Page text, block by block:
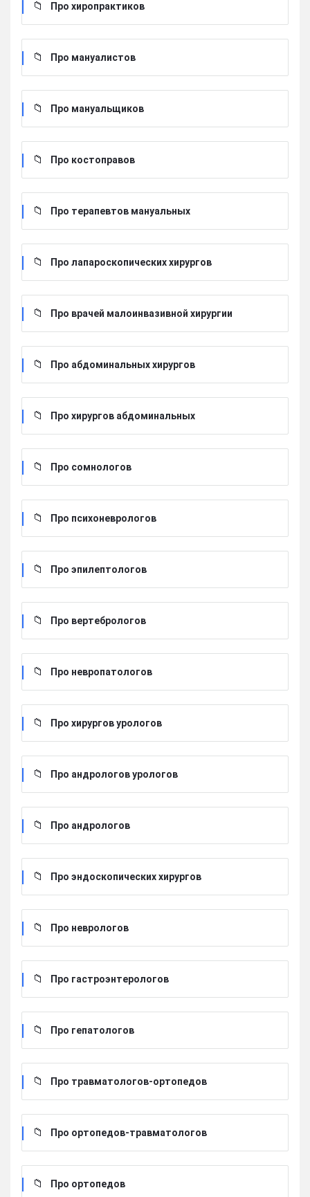
Про хиропрактиков
Про мануалистов
Про мануальщиков
Про костоправов
Про терапевтов мануальных
Про лапароскопических хирургов
Про врачей малоинвазивной хирургии
Про абдоминальных хирургов
Про хирургов абдоминальных
Про сомнологов
Про психоневрологов
Про эпилептологов
Про вертебрологов
Про невропатологов
Про хирургов урологов
Про андрологов урологов
Про андрологов
Про эндоскопических хирургов
Про неврологов
Про гастроэнтерологов
Про гепатологов
Про травматологов-ортопедов
Про ортопедов-травматологов
Про ортопедов